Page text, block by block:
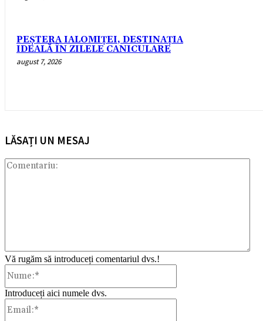
PEȘTERA IALOMIȚEI, DESTINAȚIA
IDEALĂ ÎN ZILELE CANICULARE
august 7, 2026
LĂSAȚI UN MESAJ
Vă rugăm să introduceți comentariul dvs.!
Introduceți aici numele dvs.